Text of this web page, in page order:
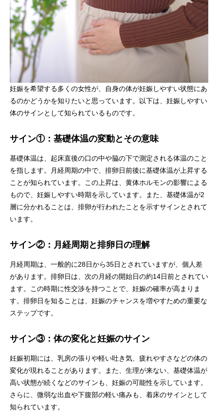
妊娠を希望する多くの女性が、自身の体が妊娠しやすい状態にあ
るのかどうかを知りたいと思っています。以下は、妊娠しやすい
体のサインとして知られているものです。
サイン①：基礎体温の変動とその意味
基礎体温は、起床直後の口の中や脇の下で測定される体温のこと
を指します。月経周期の中で、排卵日前後に基礎体温が上昇する
ことが知られています。この上昇は、黄体ホルモンの影響による
もので、妊娠しやすい時期を示しています。また、基礎体温が2
層に分かれることは、排卵が行われたことを示すサインとされて
います。
サイン②：月経周期と排卵日の理解
月経周期は、一般的に28日から35日とされていますが、個人差
があります。排卵日は、次の月経の開始日の約14日前とされてい
ます。この時期に性交渉を持つことで、妊娠の確率が高まりま
す。排卵日を知ることは、妊娠のチャンスを増やすための重要な
ステップです。
サイン③：体の変化と妊娠のサイン
妊娠初期には、乳房の張りや軽い吐き気、疲れやすさなどの体の
変化が現れることがあります。また、生理が来ない、基礎体温が
高い状態が続くなどのサインも、妊娠の可能性を示しています。
さらに、微弱な出血や下腹部の軽い痛みも、着床のサインとして
知られています。